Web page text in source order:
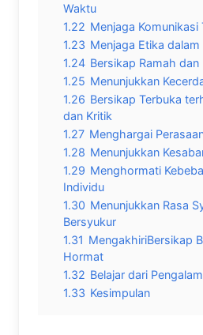
Waktu
1.22 Menjaga Komunikasi
1.23 Menjaga Etika
1.24 Bersikap Ramah
1.25 Menunjukkan
1.26 Bersikap Terbuka
dan Kritik
1.27 Menghargai
1.28 Menunjukkan
1.29 Menghormati
Individu
1.30 Menunjukkan Rasa
Bersyukur
1.31 MengakhiriBersikap
Hormat
1.32 Belajar dari
1.33 Kesimpulan